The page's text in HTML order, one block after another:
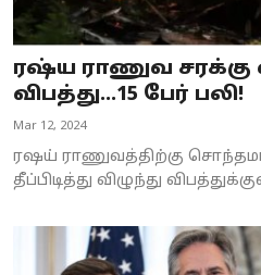
ரஷ்ய ராணுவ சரக்கு
விபத்து...15 பேர் பலி!
Mar 12, 2024
ரஷய் ராணுவத்திற்கு
தீப்பிடித்து விழுந்து